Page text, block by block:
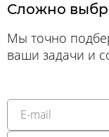
Сложно
Мы точно
ваши задачи и